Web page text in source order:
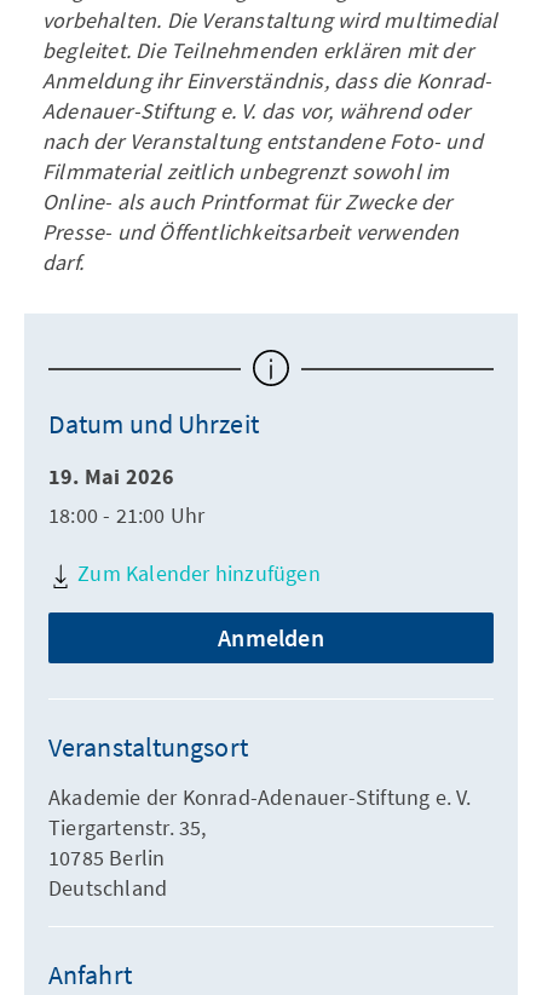
vorbehalten. Die Veranstaltung wird multimedial
begleitet. Die Teilnehmenden erklären mit der
Anmeldung ihr Einverständnis, dass die Konrad-
Adenauer-Stiftung e. V. das vor, während oder
nach der Veranstaltung entstandene Foto- und
Filmmaterial zeitlich unbegrenzt sowohl im
Online- als auch Printformat für Zwecke der
Presse- und Öffentlichkeitsarbeit verwenden
darf.
Datum und Uhrzeit
19. Mai 2026
18:00 - 21:00 Uhr
Zum Kalender hinzufügen
Anmelden
Veranstaltungsort
Akademie der Konrad-Adenauer-Stiftung e. V.
Tiergartenstr. 35,
10785 Berlin
Deutschland
Anfahrt